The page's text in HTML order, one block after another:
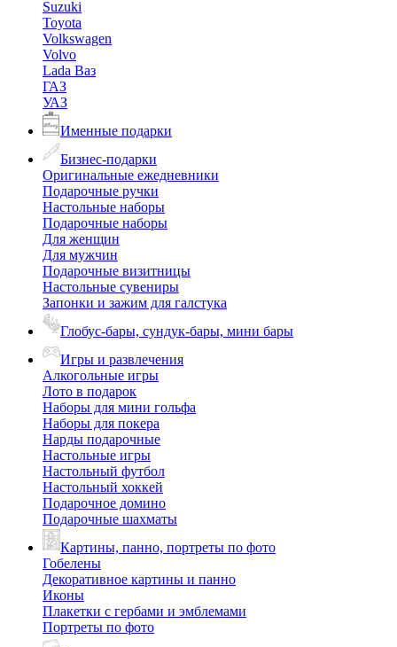
Suzuki
Toyota
Volkswagen
Volvo
Lada Ваз
ГАЗ
УАЗ
Именные подарки
Бизнес-подарки
Оригинальные ежедневники
Подарочные ручки
Настольные наборы
Подарочные наборы
Для женщин
Для мужчин
Подарочные визитницы
Настольные сувениры
Запонки и зажим для галстука
Глобус-бары, сундук-бары, мини бары
Игры и развлечения
Алкогольные игры
Лото в подарок
Наборы для мини гольфа
Наборы для покера
Нарды подарочные
Настольные игры
Настольный футбол
Настольный хоккей
Подарочное домино
Подарочные шахматы
Картины, панно, портреты по фото
Гобелены
Декоративное картины и панно
Иконы
Плакетки с гербами и эмблемами
Портреты по фото